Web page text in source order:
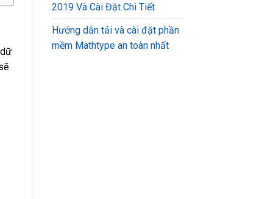
2019 Và Cài Đặt Chi Tiết
Hướng dẫn tải và cài đặt phần
mềm Mathtype an toàn nhất